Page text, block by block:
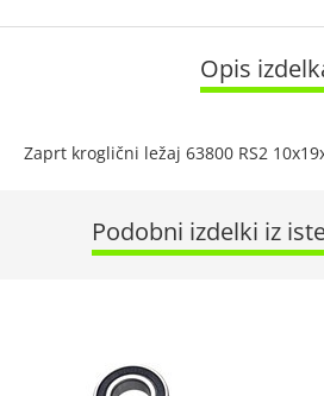
Opis
Zaprt kroglični ležaj 63800 RS2
Podobni izdelki iz